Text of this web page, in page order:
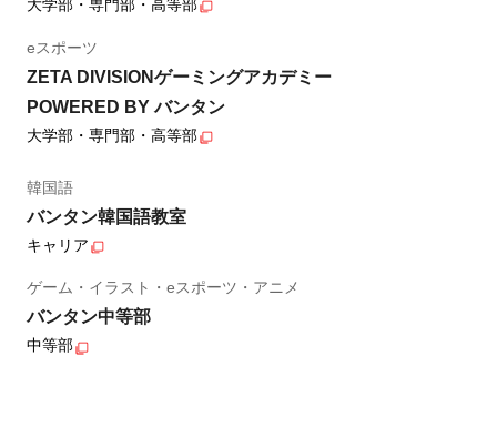
大学部・専門部・高等部
eスポーツ
ZETA DIVISIONゲーミングアカデミー
POWERED BY バンタン
大学部・専門部・高等部
韓国語
バンタン韓国語教室
キャリア
ゲーム・イラスト・eスポーツ・アニメ
バンタン中等部
中等部